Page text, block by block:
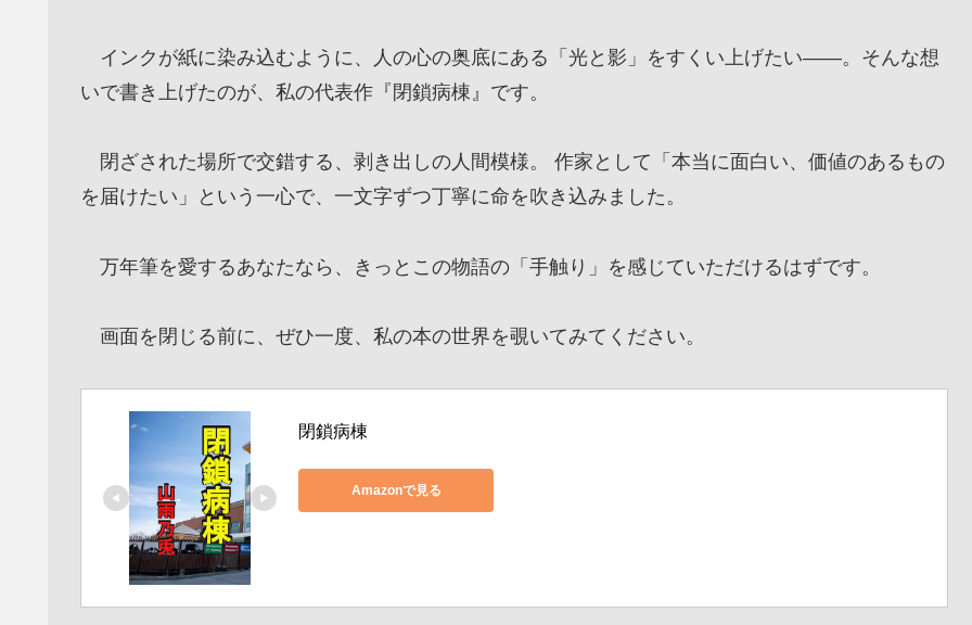
インクが紙に染み込むように、人の心の奥底にある「光と影」をすくい上げたい——。そんな想
いで書き上げたのが、私の代表作『閉鎖病棟』です。
閉ざされた場所で交錯する、剥き出しの人間模様。 作家として「本当に面白い、価値のあるもの
を届けたい」という一心で、一文字ずつ丁寧に命を吹き込みました。
万年筆を愛するあなたなら、きっとこの物語の「手触り」を感じていただけるはずです。
画面を閉じる前に、ぜひ一度、私の本の世界を覗いてみてください。
閉鎖病棟
Amazonで見る